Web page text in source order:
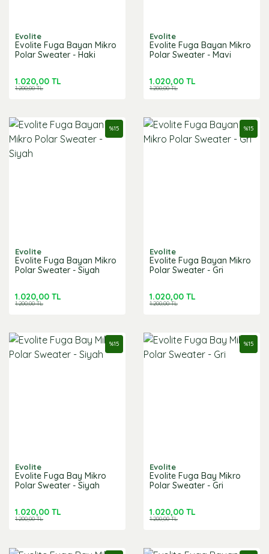
Evolite
Evolite Fuga Bayan Mikro
Polar Sweater - Haki
1.020,00 TL
1.200,00 TL
Evolite
Evolite Fuga Bayan Mikro
Polar Sweater - Mavi
1.020,00 TL
1.200,00 TL
Evolite
Evolite Fuga Bayan Mikro
Polar Sweater - Siyah
%15
1.020,00 TL
1.200,00 TL
Evolite
Evolite Fuga Bayan Mikro
Polar Sweater - Gri
%15
1.020,00 TL
1.200,00 TL
Evolite
Evolite Fuga Bay Mikro
Polar Sweater - Siyah
%15
1.020,00 TL
1.200,00 TL
Evolite
Evolite Fuga Bay Mikro
Polar Sweater - Gri
%15
1.020,00 TL
1.200,00 TL